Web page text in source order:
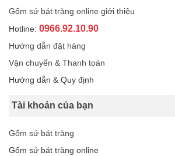
Gốm sứ bát tràng online giới thiệu
Hotline: 0966.92.10.90
Hướng dẫn đặt hàng
Vận chuyển & Thanh toán
Hướng dẫn & Quy định
Tài khoản của bạn
Gốm sứ bát tràng
Gốm sứ bát tràng online